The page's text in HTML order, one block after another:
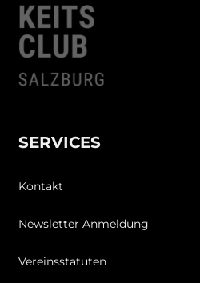
SERVICES
Kontakt
Newsletter Anmeldung
Vereinsstatuten